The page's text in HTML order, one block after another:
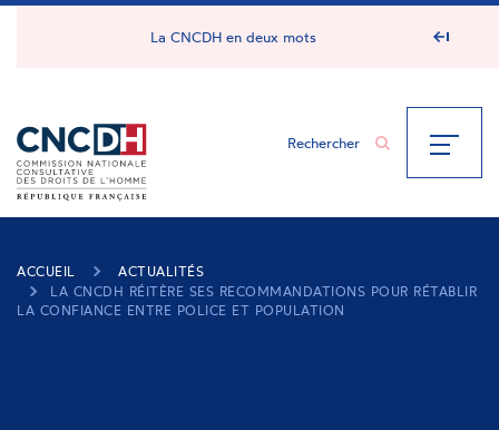
Panneau de gestion des cookies
La CNCDH en deux mots
ACCUEIL
ACTUALITÉS
LA CNCDH RÉITÈRE SES RECOMMANDATIONS POUR RÉTABLIR
LA CONFIANCE ENTRE POLICE ET POPULATION